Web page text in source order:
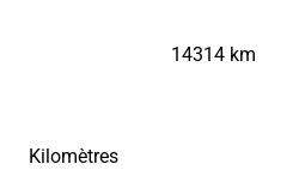
Kilomètres
14314 km